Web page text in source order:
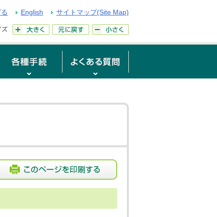
English サイトマップ(Site Map)